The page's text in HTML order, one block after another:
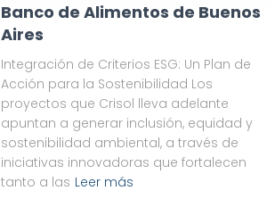
Banco de Alimentos de Buenos
Aires
Integración de Criterios ESG: Un Plan de
Acción para la Sostenibilidad Los
proyectos que Crisol lleva adelante
apuntan a generar inclusión, equidad y
sostenibilidad ambiental, a través de
iniciativas innovadoras que fortalecen
tanto a las Leer más